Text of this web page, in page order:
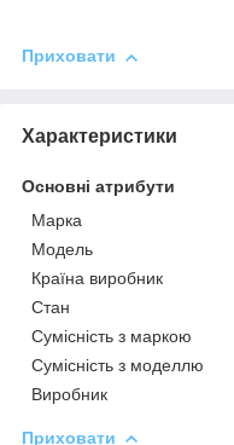
Приховати
Характеристики
Основні атрибути
Марка
Модель
Країна виробник
Стан
Сумісність з маркою
Сумісність з моделлю
Виробник
Приховати